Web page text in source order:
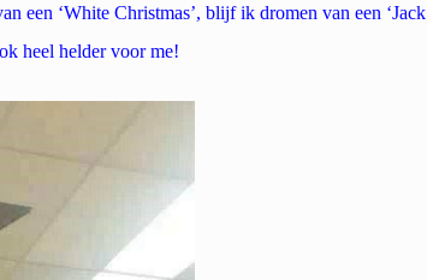
een ‘White Christmas’, blijf ik dromen van een ‘Jack
heel helder voor me!